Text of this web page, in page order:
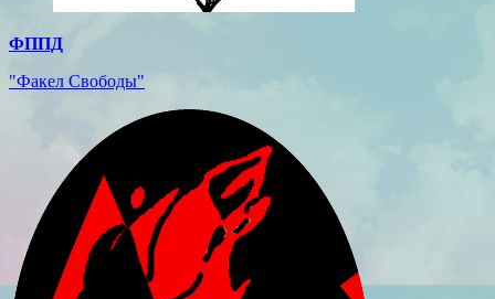
ФППД
"Факел Свободы"